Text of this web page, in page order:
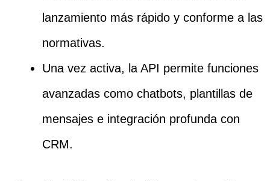
lanzamiento más rápido y conforme a las
normativas.
Una vez activa, la API permite funciones
avanzadas como chatbots, plantillas de
mensajes e integración profunda con
CRM.